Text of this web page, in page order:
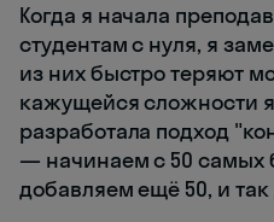
Когда я начала
студентам с нуля, я
из них быстро теряют
кажущейся сложности
разработала подход
— начинаем с 50 самых
добавляем ещё 50, и так